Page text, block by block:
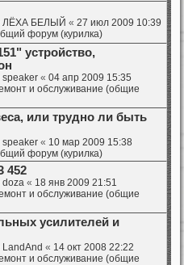
ЛЁХА БЕЛЫЙ « 27 июл 2009 10:39
форум (курилка)
устройство,
speaker « 04 апр 2009 15:35
и обслуживание (общие
или трудно ли быть
speaker « 10 мар 2009 15:38
форум (курилка)
452
doza « 18 янв 2009 21:51
и обслуживание (общие
усилителей и
LandAnd « 14 окт 2008 22:22
и обслуживание (общие